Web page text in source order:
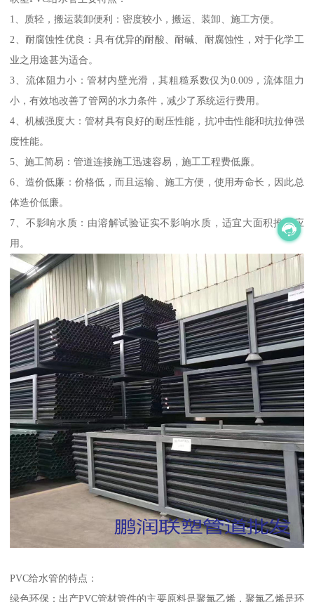
1、质轻，搬运装卸便利：密度较小，搬运、装卸、施工方便。
2、耐腐蚀性优良：具有优异的耐酸、耐碱、耐腐蚀性，对于化学工
业之用途甚为适合。
3、流体阻力小：管材内壁光滑，其粗糙系数仅为0.009，流体阻力
小，有效地改善了管网的水力条件，减少了系统运行费用。
4、机械强度大：管材具有良好的耐压性能，抗冲击性能和抗拉伸强
度性能。
5、施工简易：管道连接施工迅速容易，施工工程费低廉。
6、造价低廉：价格低，而且运输、施工方便，使用寿命长，因此总
体造价低廉。
7、不影响水质：由溶解试验证实不影响水质，适宜大面积推广应
用。
PVC给水管的特点：
绿色环保：出产PVC管材管件的主要原料是聚氯乙烯，聚氯乙烯是环